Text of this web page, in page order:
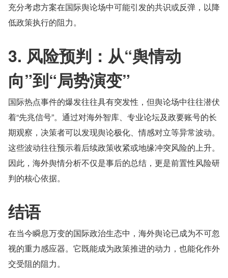
充分考虑方案在国际舆论场中可能引发的共识或反弹，以降
低政策执行的阻力。
3. 风险预判：从“舆情动
向”到“局势演变”
国际热点事件的爆发往往具有突发性，但舆论场中往往潜伏
着“先兆信号”。通过对海外智库、专业论坛及政要账号的长
期观察，决策者可以发现舆论极化、情感对立等异常波动。
这些波动往往预示着后续政策收紧或地缘冲突风险的上升。
因此，海外舆情分析不仅是事后的总结，更是前置性风险研
判的核心依据。
结语
在当今瞬息万变的国际政治生态中，海外舆论已成为不可忽
视的重力感应器。它既能成为政策推进的动力，也能化作外
交受阻的阻力。